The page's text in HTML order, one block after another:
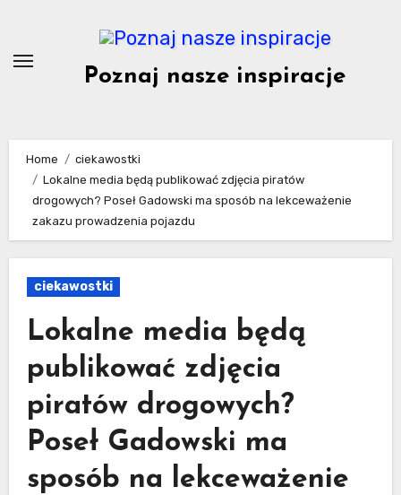
content
Poznaj nasze inspiracje
Home
ciekawostki
Lokalne media będą publikować zdjęcia piratów
drogowych? Poseł Gadowski ma sposób na lekceważenie
zakazu prowadzenia pojazdu
ciekawostki
Lokalne media będą
publikować zdjęcia
piratów drogowych?
Poseł Gadowski ma
sposób na lekceważenie